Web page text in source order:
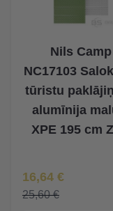
Nils Camp
NC17103
tūristu
alumīnija
XPE 195 cm
Īpaša Cena
16,64 €
25,60 €